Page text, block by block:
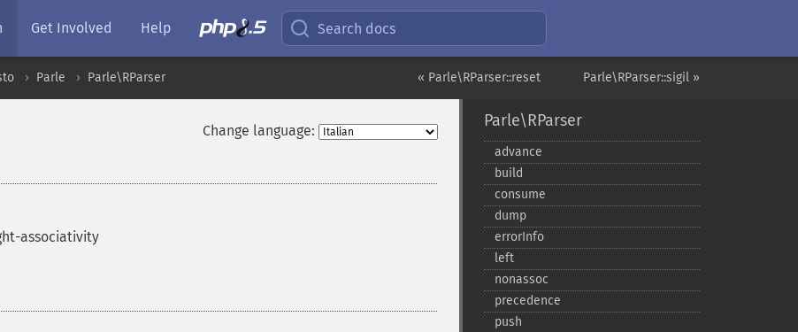
Get Involved Help Search docs
Parle\RParser::sigil »
« Parle\RParser::reset
Parle Parle\RParser
Change language:
associativity
Parle\RParser
advance
build
consume
dump
errorInfo
left
nonassoc
precedence
push